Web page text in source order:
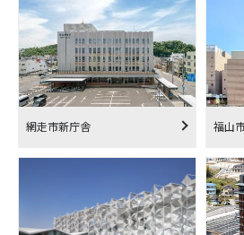
網走市新庁舎 福山